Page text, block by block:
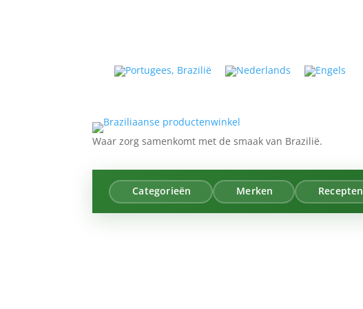
Waar zorg samenkomt met de smaak van Brazilië.
Categorieën Merken Recepten